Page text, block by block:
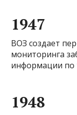
1947
ВОЗ создает
мониторинга
информации по
1948